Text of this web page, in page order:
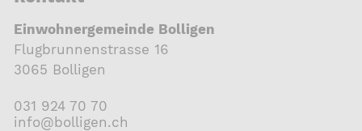
Einwohnergemeinde Bolligen
Flugbrunnenstrasse 16
3065 Bolligen
031 924 70 70
nf
b ll g n ch